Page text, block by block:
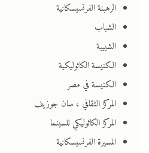
الرهبنة الفرنسيسكانية
الشباب
الشبيبة
الكنيسة الكاثوليكية
الكنيسة في مصر
المركز الثقافي ، سان جوزيف
المركز الكاثوليكي للسينما
المسيرة الفرنسيسكانية